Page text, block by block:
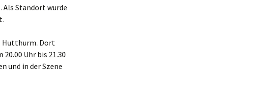
Als Standort wurde
Hutthurm. Dort
Uhr bis 21.30
und in der Szene